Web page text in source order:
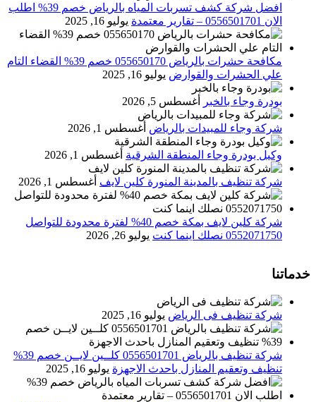
افضل شركة كشف تسربات المياه بالرياض خصم 39% اطلب
الان 0556501701‬‏ – تقارير معتمدة
يوليو 16, 2025
مكافحة حشرات بالرياض 055650170 خصم 39% القضاء التام
علي الحشرات والقوارض يوليو 16, 2025
بودرة وجاء بالخبر أغسطس 5, 2026
شركة وجاء للمبيدات بالرياض أغسطس 1, 2026
وكيل بودرة وجاء المنطقة الشرقية أغسطس 1, 2026
شركة تنظيف بالمدينة المنورة كلين لايف أغسطس 1, 2026
شركة كلين لايف بمكة خصم 40% لفترة محدودة للتواصل
0552071750 نصلك اينما كنت
يوليو 26, 2026
خدماتنا
شركة تنظيف فى الرياض يوليو 16, 2025
شركة تنظيف بالرياض 0556501701 كلــين لايــن خصم 39%
تنظيف وتعقيم المنازل باحدث الاجهزة يوليو 16, 2025